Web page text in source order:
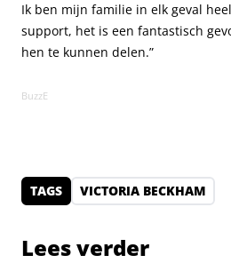
Ik ben mijn familie in elk geval
support, het is een fantastisch
hen te kunnen delen.”
BuzzE
TAGS VICTORIA BECKHAM
Lees verder